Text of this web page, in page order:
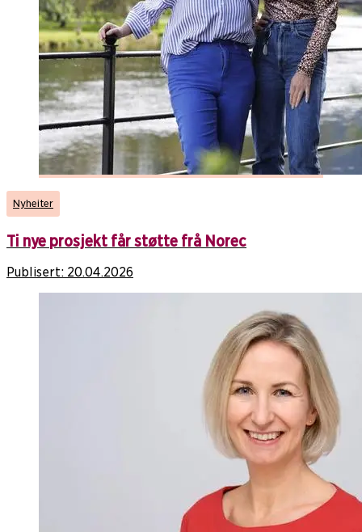
Nyheiter
Ti nye prosjekt får støtte frå Norec
Publisert: 20.04.2026